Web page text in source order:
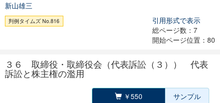
新山雄三
判例タイムズ No.816
引用形式で表示
総ページ数：7
開始ページ位置：80
３６ 取締役・取締役会（代表訴訟（３）） 代表
訴訟と株主権の濫用
￥550 サンプル